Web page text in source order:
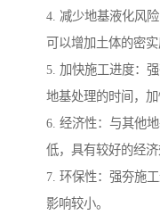
4. 减少地基液化风
可以增加土体的密
5. 加快施工进度：
地基处理的时间，加
6. 经济性：与其他
低，具有较好的经济
7. 环保性：强夯施
影响较小。